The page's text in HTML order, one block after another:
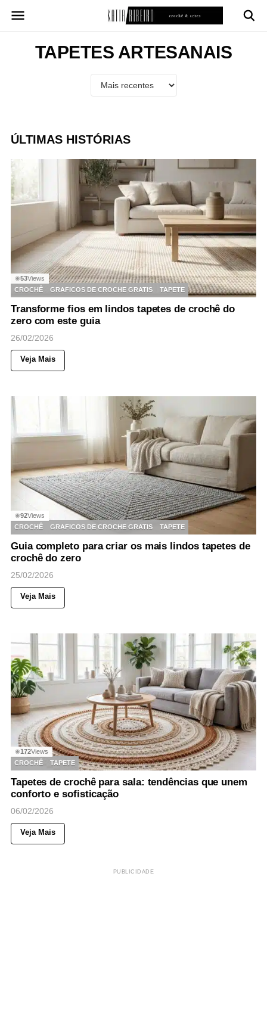
para
conteúdoTAPETES ARTESANAIS
ÚLTIMAS HISTÓRIAS
◉53Views
CROCHÊ
GRAFICOS DE CROCHE GRATIS TAPETE
Transforme fios em lindos tapetes de crochê do
zero com este guia
26/02/2026
Veja Mais
◉92Views
CROCHÊ
GRAFICOS DE CROCHE GRATIS TAPETE
Guia completo para criar os mais lindos tapetes de
crochê do zero
25/02/2026
Veja Mais
◉172Views
CROCHÊ
TAPETE
Tapetes de crochê para sala: tendências que unem
conforto e sofisticação
06/02/2026
Veja Mais
PUBLICIDADE